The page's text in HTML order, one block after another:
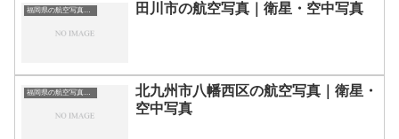
福岡県の航空写真・空中写真 田川市の航空写真｜衛星・空中写真
福岡県の航空写真・空中写真
北九州市八幡西区の航空写真｜衛星・
空中写真